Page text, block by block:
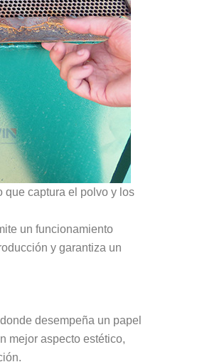
que captura el polvo y los
un funcionamiento
y garantiza un
desempeña un papel
mejor aspecto estético,